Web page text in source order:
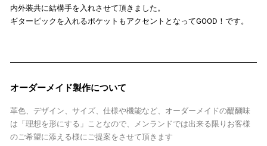
内外装共に結構手を入れさせて頂きました。
ギターピックを入れるポケットもアクセントとなってGOOD！です。
オーダーメイド製作について
革色、デザイン、サイズ、仕様や機能など、オーダーメイドの醍醐味
は「理想を形にする」ことなので、メンランドでは出来る限りお客様
のご希望に添える様にご提案をさせて頂きます